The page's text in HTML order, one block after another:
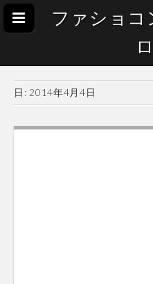
ファショコ
日: 2014年4月4日